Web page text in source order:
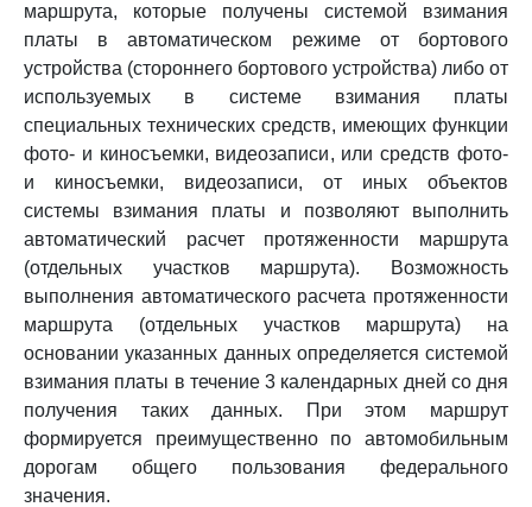
маршрута, которые получены системой взимания
платы в автоматическом режиме от бортового
устройства (стороннего бортового устройства) либо от
используемых в системе взимания платы
специальных технических средств, имеющих функции
фото- и киносъемки, видеозаписи, или средств фото-
и киносъемки, видеозаписи, от иных объектов
системы взимания платы и позволяют выполнить
автоматический расчет протяженности маршрута
(отдельных участков маршрута). Возможность
выполнения автоматического расчета протяженности
маршрута (отдельных участков маршрута) на
основании указанных данных определяется системой
взимания платы в течение 3 календарных дней со дня
получения таких данных. При этом маршрут
формируется преимущественно по автомобильным
дорогам общего пользования федерального
значения.